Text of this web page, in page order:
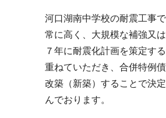
河口湖南中学校の耐震工事
常に高く、大規模な補強又
７年に耐震化計画を策定す
重ねていただき、合併特例
改築（新築）することで決
んでおります。